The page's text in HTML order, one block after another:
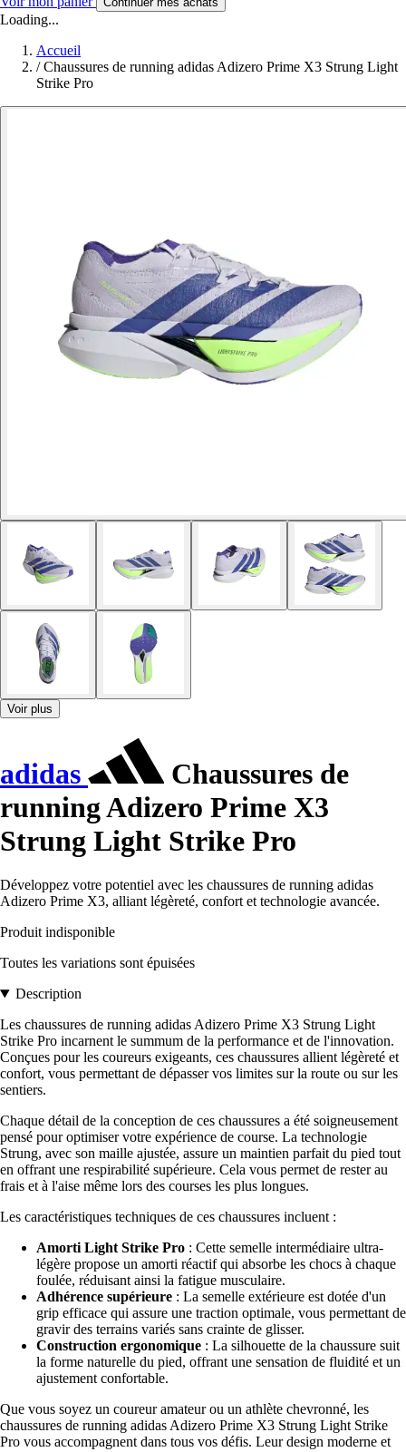
Loading...
Accueil
/ Chaussures de running adidas Adizero Prime X3 Strung Light
Strike Pro
Voir plus
adidas
Chaussures de
running Adizero Prime X3
Strung Light Strike Pro
Développez votre potentiel avec les chaussures de running adidas
Adizero Prime X3, alliant légèreté, confort et technologie avancée.
Produit indisponible
Toutes les variations sont épuisées
Description
Les chaussures de running adidas Adizero Prime X3 Strung Light
Strike Pro incarnent le summum de la performance et de l'innovation.
Conçues pour les coureurs exigeants, ces chaussures allient légèreté et
confort, vous permettant de dépasser vos limites sur la route ou sur les
sentiers.
Chaque détail de la conception de ces chaussures a été soigneusement
pensé pour optimiser votre expérience de course. La technologie
Strung, avec son maille ajustée, assure un maintien parfait du pied tout
en offrant une respirabilité supérieure. Cela vous permet de rester au
frais et à l'aise même lors des courses les plus longues.
Les caractéristiques techniques de ces chaussures incluent :
Amorti Light Strike Pro : Cette semelle intermédiaire ultra-
légère propose un amorti réactif qui absorbe les chocs à chaque
foulée, réduisant ainsi la fatigue musculaire.
Adhérence supérieure : La semelle extérieure est dotée d'un
grip efficace qui assure une traction optimale, vous permettant de
gravir des terrains variés sans crainte de glisser.
Construction ergonomique : La silhouette de la chaussure suit
la forme naturelle du pied, offrant une sensation de fluidité et un
ajustement confortable.
Que vous soyez un coureur amateur ou un athlète chevronné, les
chaussures de running adidas Adizero Prime X3 Strung Light Strike
Pro vous accompagnent dans tous vos défis. Leur design moderne et